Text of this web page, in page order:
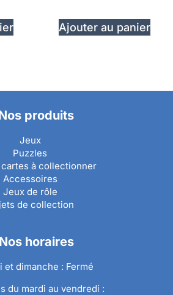
Ajouter au panier
produits
Jeux
Puzzles
à collectionner
Accessoires
Jeux de rôle
de collection
Nos horaires
et dimanche : Fermé
du mardi au vendredi :